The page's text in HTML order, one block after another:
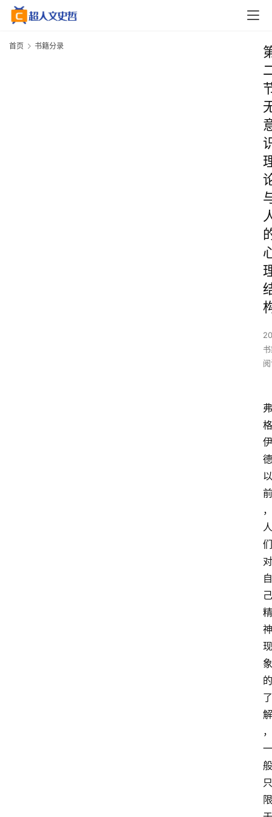
首页 书籍分录
弗
格
伊
德
以
前
，
人
们
对
自
己
精
神
现
象
的
了
解
，
一
般
只
限